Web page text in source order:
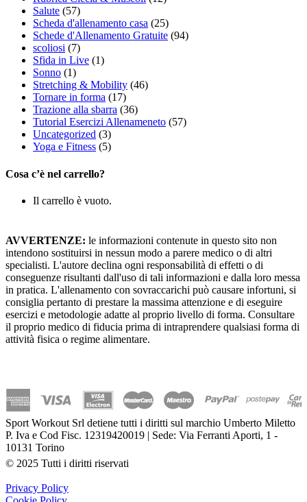
Salute (57)
Scheda d'allenamento casa (25)
Schede d'Allenamento Gratuite (94)
scoliosi (7)
Sfida in Live (1)
Sonno (1)
Stretching & Mobility (46)
Tornare in forma (17)
Trazione alla sbarra (36)
Tutorial Esercizi Allenameneto (57)
Uncategorized (3)
Yoga e Fitness (5)
Cosa c’è nel carrello?
Il carrello è vuoto.
AVVERTENZE: le informazioni contenute in questo sito non
intendono sostituirsi in nessun modo a parere medico o di altri
specialisti. L'autore declina ogni responsabilità di effetti o di
conseguenze risultanti dall'uso di tali informazioni e dalla loro messa
in pratica. L'allenamento con sovraccarichi può causare infortuni, si
consiglia pertanto di prestare la massima attenzione e di eseguire
esercizi e metodologie adatte al proprio livello di forma. Consultare
il proprio medico di fiducia prima di intraprendere qualsiasi forma di
attività fisica o regime alimentare.
Sport Workout Srl detiene tutti i diritti sul marchio Umberto Miletto
P. Iva e Cod Fisc. 12319420019 | Sede: Via Ferranti Aporti, 1 -
10131 Torino
© 2025 Tutti i diritti riservati
Privacy Policy